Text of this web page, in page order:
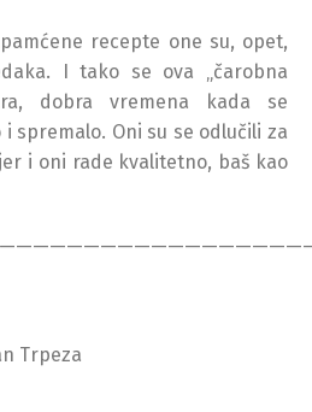
recepte one su, opet,
I tako se ova „čarobna
dobra vremena kada se
spremalo. Oni su se odlučili za
i oni rade kvalitetno, baš kao
Trpeza